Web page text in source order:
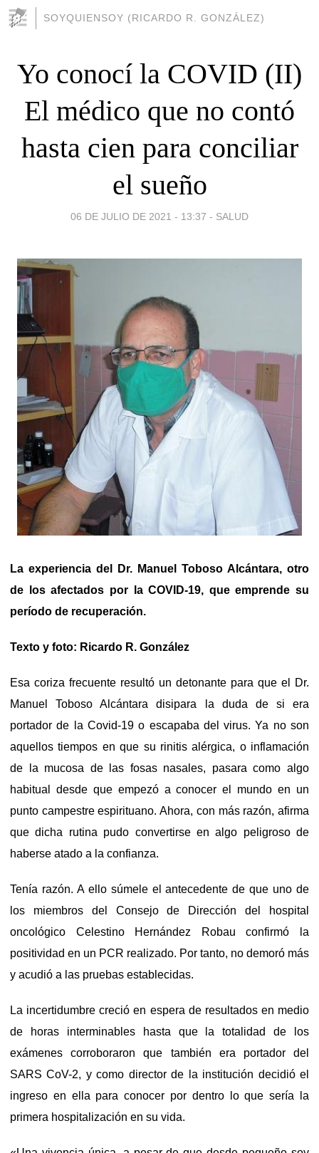
SOYQUIENSOY (RICARDO R. GONZÁLEZ)
Yo conocí la COVID (II)
El médico que no contó
hasta cien para conciliar
el sueño
06 DE JULIO DE 2021 - 13:37 - SALUD
La experiencia del Dr. Manuel Toboso Alcántara, otro
de los afectados por la COVID-19, que emprende su
período de recuperación.
Texto y foto: Ricardo R. González
Esa coriza frecuente resultó un detonante para que el Dr.
Manuel Toboso Alcántara disipara la duda de si era
portador de la Covid-19 o escapaba del virus. Ya no son
aquellos tiempos en que su rinitis alérgica, o inflamación
de la mucosa de las fosas nasales, pasara como algo
habitual desde que empezó a conocer el mundo en un
punto campestre espirituano. Ahora, con más razón, afirma
que dicha rutina pudo convertirse en algo peligroso de
haberse atado a la confianza.
Tenía razón. A ello súmele el antecedente de que uno de
los miembros del Consejo de Dirección del hospital
oncológico Celestino Hernández Robau confirmó la
positividad en un PCR realizado. Por tanto, no demoró más
y acudió a las pruebas establecidas.
La incertidumbre creció en espera de resultados en medio
de horas interminables hasta que la totalidad de los
exámenes corroboraron que también era portador del
SARS CoV-2, y como director de la institución decidió el
ingreso en ella para conocer por dentro lo que sería la
primera hospitalización en su vida.